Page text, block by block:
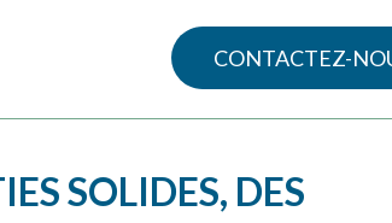
CONTACTEZ-
SOLIDES, DES